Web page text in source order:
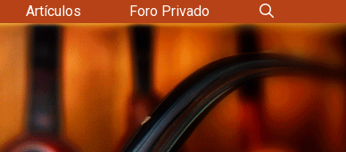
Artículos Foro Privado